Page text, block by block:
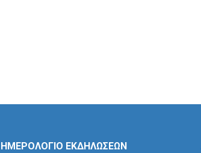
ΗΜΕΡΟΛΟΓΙΟ ΕΚΔΗΛΩΣΕΩΝ